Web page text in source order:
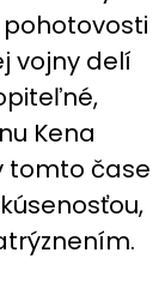
vojny delí
Kena
tomto čase